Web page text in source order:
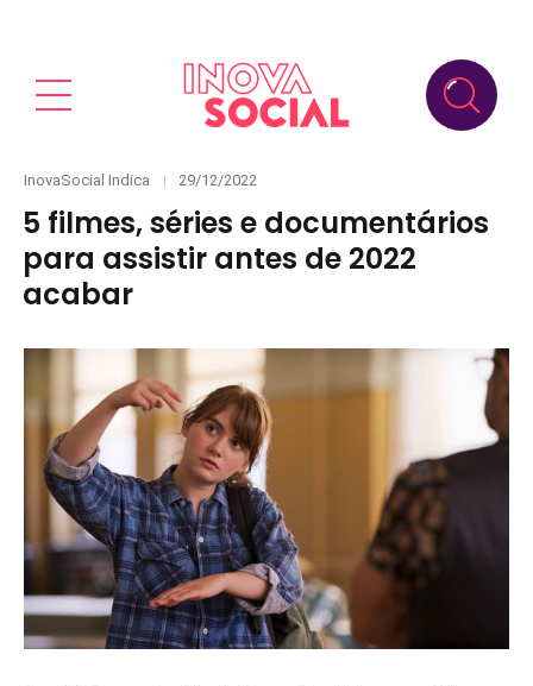
Categories
InovaSocial Indica
Posted
29/12/2022
5 filmes, séries e documentários
para assistir antes de 2022
acabar